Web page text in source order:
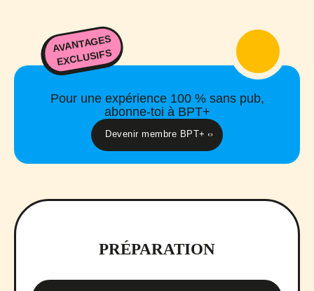
AVANTAGES
EXCLUSIFS
Pour une expérience 100 % sans pub,
abonne-toi à BPT+
Devenir membre BPT+
PRÉPARATION